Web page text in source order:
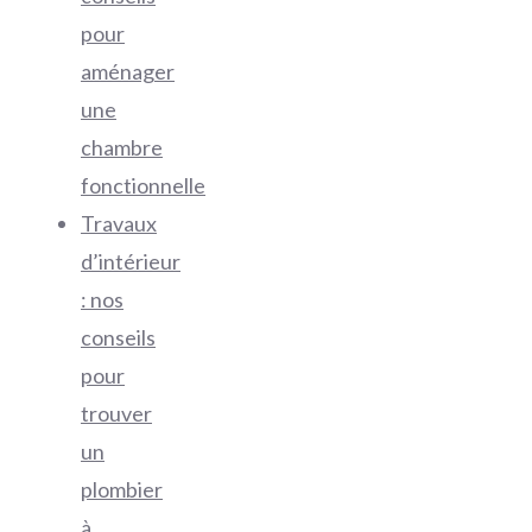
pour
aménager
une
chambre
fonctionnelle
Travaux
d’intérieur
: nos
conseils
pour
trouver
un
plombier